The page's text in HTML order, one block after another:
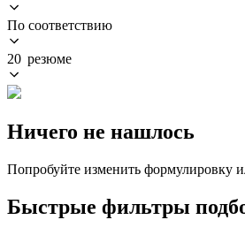
По соответствию
20 резюме
Ничего не нашлось
Попробуйте изменить формулировку
Быстрые фильтры